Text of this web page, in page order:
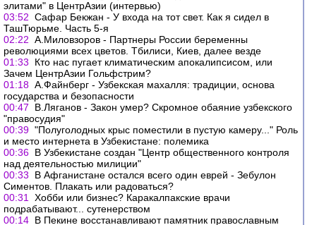
элитами" в ЦентрАзии (интервью)
03:52 Сафар Бекжан - У входа на тот свет. Как я сидел в
ТашТюрьме. Часть 5-я
02:22 А.Миловзоров - Партнеры России беременны
революциями всех цветов. Тбилиси, Киев, далее везде
01:33
Кто нас пугает климатическим апокалипсисом, или
Зачем ЦентрАзии Гольфстрим?
01:18 А.Файнберг - Узбекская махалля: традиции, основа
государства и безопасности
00:47
В.Ляганов - Закон умер? Скромное обаяние узбекского
"правосудия"
00:39 "Полуголодных крыс поместили в пустую камеру..." Роль
и место интернета в Узбекистане: полемика
00:36 В Узбекистане создан "Центр общественного контроля
над деятельностью милиции"
00:33
В Афганистане остался всего один еврей - Зебулон
Симентов. Плакать или радоваться?
00:31
Хобби или бизнес? Каракалпакские врачи
подрабатывают... сутенерством
00:14 В Пекине восстанавливают памятник православным